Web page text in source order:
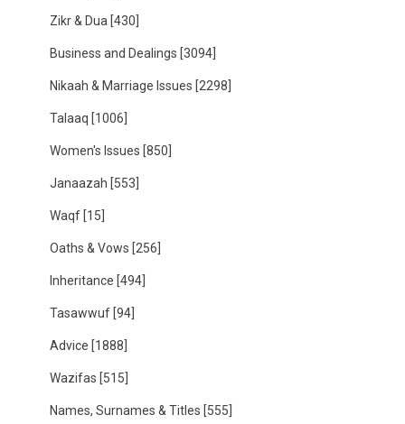
Zikr & Dua [430]
Business and Dealings [3094]
Nikaah & Marriage Issues [2298]
Talaaq [1006]
Women's Issues [850]
Janaazah [553]
Waqf [15]
Oaths & Vows [256]
Inheritance [494]
Tasawwuf [94]
Advice [1888]
Wazifas [515]
Names, Surnames & Titles [555]